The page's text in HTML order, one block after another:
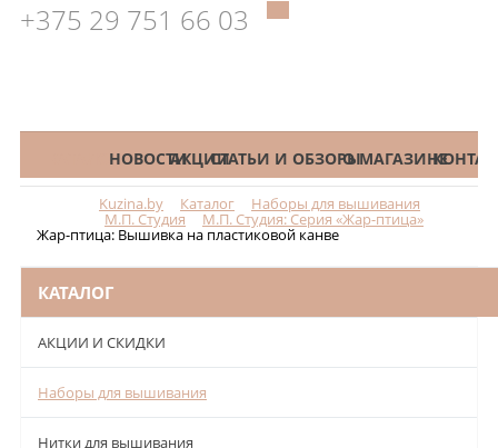
+375 29 751 66 03
КАТАЛОГНОВОСТИАКЦИИСТАТЬИ И ОБЗОРЫО МАГАЗИНЕ
Kuzina.by Каталог Наборы для вышивания
М.П. Студия М.П. Студия: Серия «Жар-птица»
Жар-птица: Вышивка на пластиковой канве
КАТАЛОГ
АКЦИИ И СКИДКИ
Наборы для вышивания
Нитки для вышивания